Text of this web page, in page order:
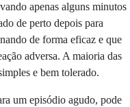
apenas alguns minutos
de perto depois para
de forma eficaz e que
adversa. A maioria das
e bem tolerado.
um episódio agudo, pode